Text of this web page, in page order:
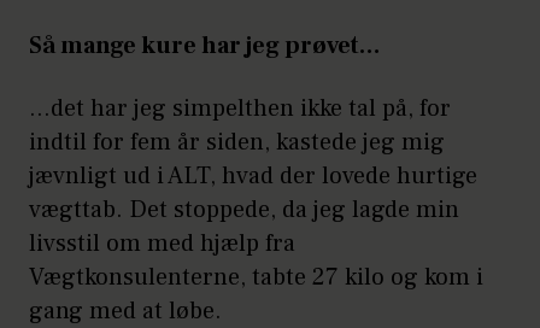
Så mange kure har jeg prøvet…
…det har jeg simpelthen ikke tal på, for
indtil for fem år siden, kastede jeg mig
jævnligt ud i ALT, hvad der lovede hurtige
vægttab. Det stoppede, da jeg lagde min
livsstil om med hjælp fra
Vægtkonsulenterne, tabte 27 kilo og kom i
gang med at løbe.